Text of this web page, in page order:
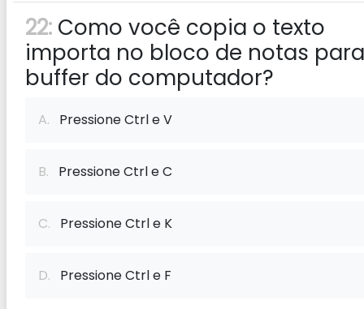
22: Como você copia o texto
importa no bloco de notas
buffer do computador?
A. Pressione Ctrl e V
B. Pressione Ctrl e C
C. Pressione Ctrl e K
D. Pressione Ctrl e F